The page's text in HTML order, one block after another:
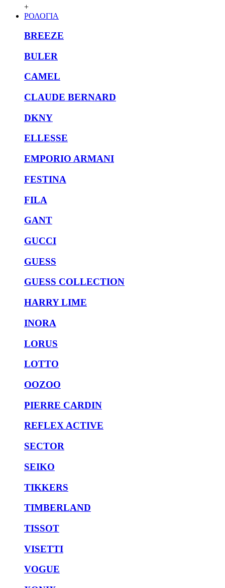
+
ΡΟΛΟΓΙΑ
BREEZE
BULER
CAMEL
CLAUDE BERNARD
DKNY
ELLESSE
EMPORIO ARMANI
FESTINA
FILA
GANT
GUCCI
GUESS
GUESS COLLECTION
HARRY LIME
INORA
LORUS
LOTTO
OOZOO
PIERRE CARDIN
REFLEX ACTIVE
SECTOR
SEIKO
TIKKERS
TIMBERLAND
TISSOT
VISETTI
VOGUE